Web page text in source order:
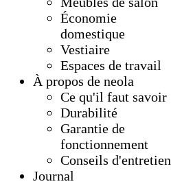
Économie
domestique
Vestiaire
Espaces de travail
À propos de neola
Ce qu'il faut savoir
Durabilité
Garantie de
fonctionnement
Conseils d'entretien
Journal